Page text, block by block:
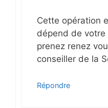
Cette opération
dépend de
prenez renez
conseiller de la
Répondre